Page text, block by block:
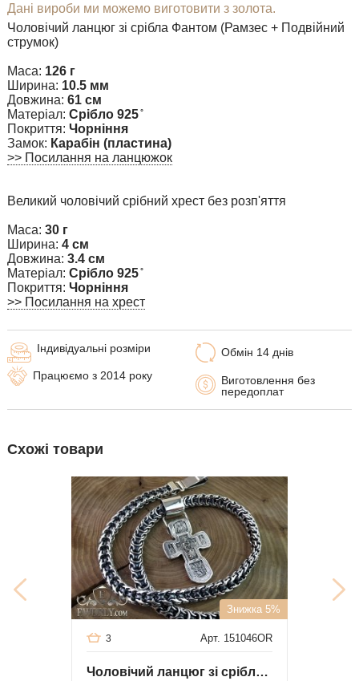
Дані вироби ми можемо виготовити з золота.
Чоловічий ланцюг зі срібла Фантом (Рамзес + Подвійний
струмок)
Маса: 126 г
Ширина: 10.5 мм
Довжина: 61 см
Матеріал: Срібло 925 ̊
Покриття: Чорніння
Замок: Карабін (пластина)
>> Посилання на ланцюжок
Великий чоловічий срібний хрест без розп'яття
Маса: 30 г
Ширина: 4 см
Довжина: 3.4 см
Матеріал: Срібло 925 ̊
Покриття: Чорніння
>> Посилання на хрест
Обмін 14 днів
Виготовлення без
передоплат
Індивідуальні розміри
Працюємо з 2014 року
Схожі товари
Знижка 5%
Арт. 151046OR
3
Чоловічий ланцюг зі срібла "Фантом" із хрестом